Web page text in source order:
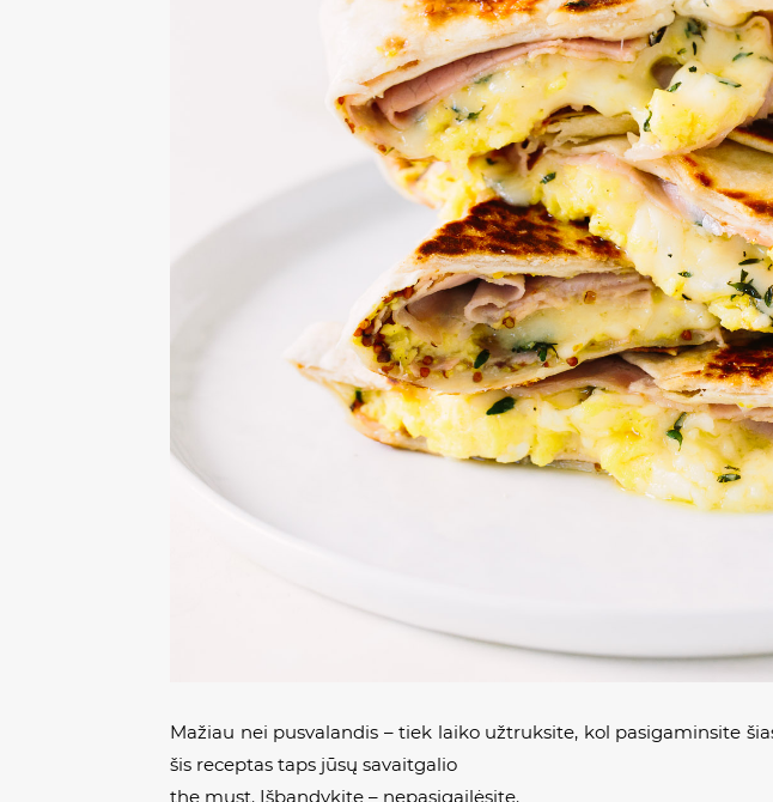
Mažiau nei pusvalandis – tiek laiko užtruksite, kol pasigaminsite
šis receptas taps jūsų savaitgalio
the must. Išbandykite – nepasigailėsite.